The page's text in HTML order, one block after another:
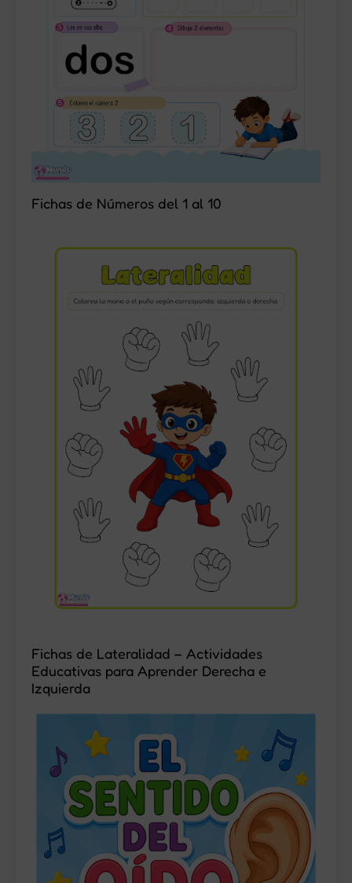
Fichas de Números del 1 al 10
Fichas de Lateralidad – Actividades
Educativas para Aprender Derecha e
Izquierda